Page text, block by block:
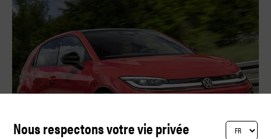
Nous respectons votre vie privée